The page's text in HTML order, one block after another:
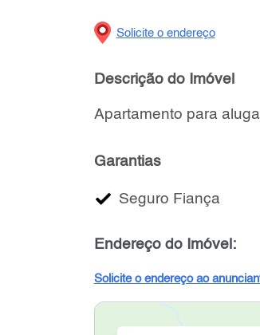
Solicite o endereço
Descrição do Imóvel
Apartamento para
Garantias
Seguro Fiança
Endereço do Imóvel:
Solicite o endereço ao